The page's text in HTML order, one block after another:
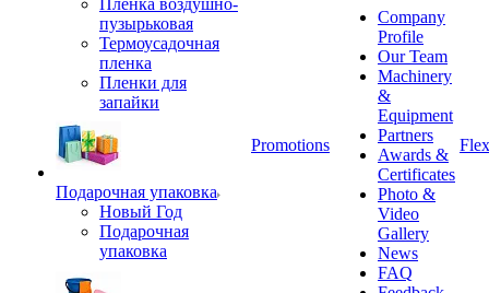
Пленка воздушно-
пузырьковая
Термоусадочная
пленка
Пленки для
запайки
Подарочная упаковка
Новый Год
Подарочная
упаковка
Promotions
Company
Profile
Our Team
Machinery
&
Equipment
Partners
Awards &
Certificates
Photo &
Video
Gallery
News
FAQ